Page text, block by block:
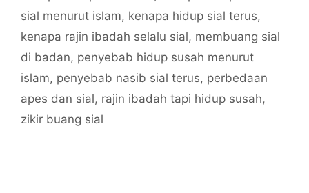
sial menurut islam, kenapa hidup sial terus,
kenapa rajin ibadah selalu sial, membuang sial
di badan, penyebab hidup susah menurut
islam, penyebab nasib sial terus, perbedaan
apes dan sial, rajin ibadah tapi hidup susah,
zikir buang sial